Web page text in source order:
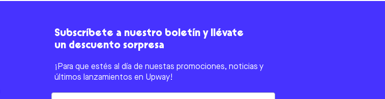
Subscríbete a nuestro boletín y llévate
un descuento sorpresa
¡Para que estés al día de nuestas promociones, noticias y
últimos lanzamientos en Upway!